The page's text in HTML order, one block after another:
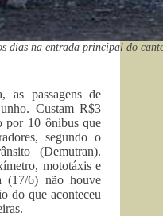
dias na entrada principal do
as passagens de
Custam R$3
por 10 ônibus que
segundo o
(Demutran).
mototáxis e
(17/6) não houve
do que aconteceu